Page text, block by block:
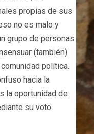
propias de sus
no es malo y
grupo de personas
(también)
política.
hacia la
la oportunidad de
su voto.